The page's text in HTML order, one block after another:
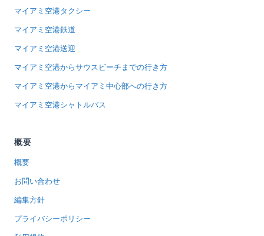
マイアミ空港タクシー
マイアミ空港鉄道
マイアミ空港送迎
マイアミ空港からサウスビーチまでの行き方
マイアミ空港からマイアミ中心部への行き方
マイアミ空港シャトルバス
概要
概要
お問い合わせ
編集方針
プライバシーポリシー